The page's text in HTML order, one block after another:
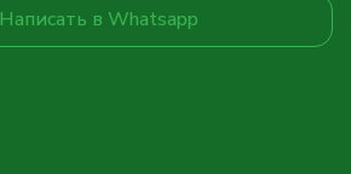
Написать в Whatsapp